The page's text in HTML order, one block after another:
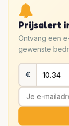
Prijsalert
Ontvang een
gewenste
€